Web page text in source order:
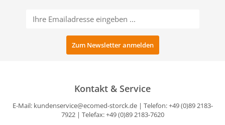
Kontakt & Service
E-Mail: kundenservice@ecomed-storck.de| Telefon: +49 (0)89 2183-
7922 | Telefax: +49 (0)89 2183-7620